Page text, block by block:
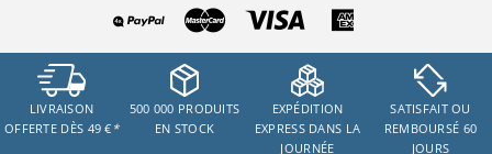
LIVRAISON
OFFERTE DÈS 49 € *
500 000 PRODUITS
EN STOCK
EXPÉDITION
EXPRESS DANS LA
JOURNÉE
SATISFAIT OU
REMBOURSÉ 60
JOURS